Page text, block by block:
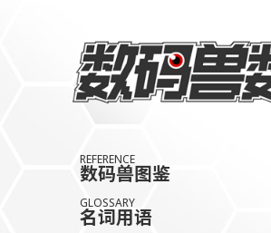
REFERENCE
数码兽图鉴
GLOSSARY
名词用语